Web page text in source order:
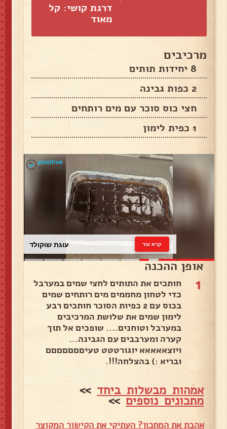
דרגת קושי: קל
מאוד
מרכיבים
8 יחידות תותים
2 כפות גבינה
חצי כוס סוכר עם מים רותחים
1 כפית לימון
עוגת שוקולד קרא עוד
אופן ההכנה
1
חותכים את התותים לחצי שמים במערבל
כדי לטחון מחממים מים רותחים שמים
בכוס עם 2 כפיות הסוכר חותכים רבע
לימון שמים את שלושת המרכיבים
במערבל וטוחנים.... שופכים אל תוך
קערה ומערבבים עם הגבינה...
ויוצאאאאא יוגורטטט טעיםםםםםםם
ובריא :) בהצלחה!!!.
אמהות מבשלות ביחד >>
מתכונים נוספים>>
אהבת את המתכון? העתיקי את הקישור המקוצר